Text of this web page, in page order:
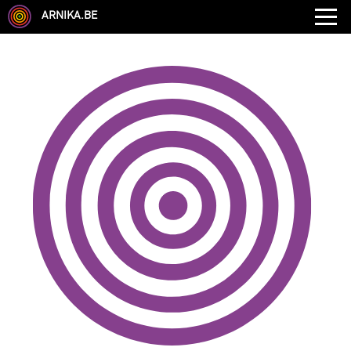
ARNIKA.BE
AUTRE COMPÉTENCE TYPE
LANGUES PARLÉES ÉCOLE
CHEVEUX TAILLE
CORPULENCE ANNÉE DE NAISSANCE
ANNULER LES FILTRES